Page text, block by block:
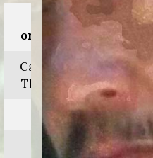
Titolo
originale:
Cat's eye -
The ledge
Anno:
1984